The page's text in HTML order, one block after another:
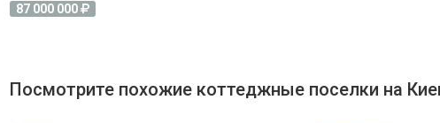
87 000 000
Посмотрите похожие коттеджные поселки на